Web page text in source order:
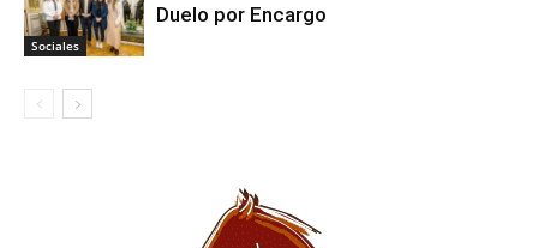
Sociales
Duelo por Encargo